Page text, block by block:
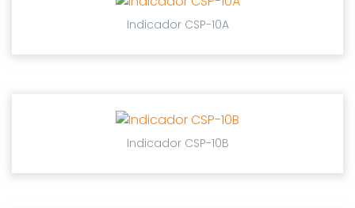
Indicador CSP-10A
Indicador CSP-10B